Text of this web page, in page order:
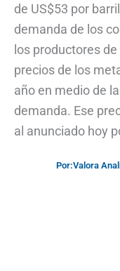
de US$53 por
demanda de los
los productores
precios de los
año en medio de
demanda. Ese
al anunciado hoy
Por:Valora